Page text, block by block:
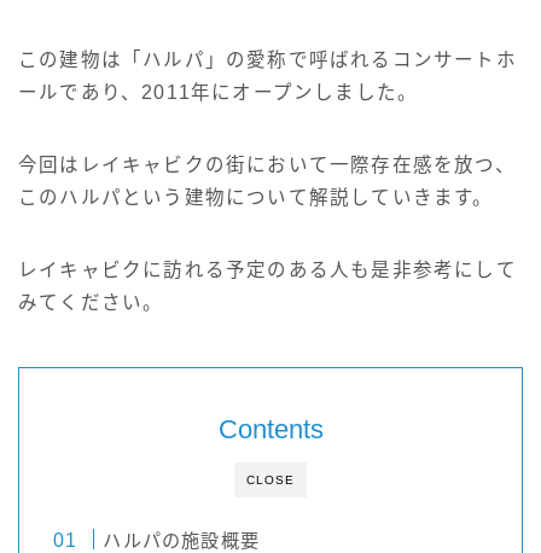
この建物は「ハルパ」の愛称で呼ばれるコンサートホ
ールであり、2011年にオープンしました。
今回はレイキャビクの街において一際存在感を放つ、
このハルパという建物について解説していきます。
レイキャビクに訪れる予定のある人も是非参考にして
みてください。
CLOSE
Contents
ハルパの施設概要